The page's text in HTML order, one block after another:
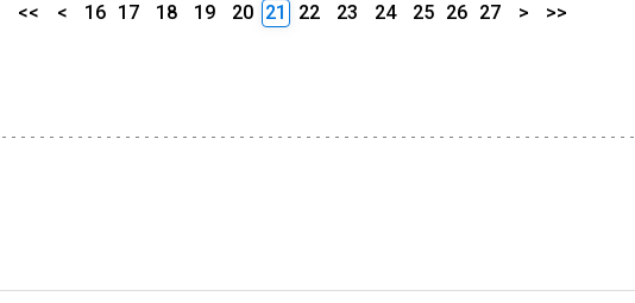
<< < 16 17 18 19 20 21 22 23 24 25 26 27 > >>